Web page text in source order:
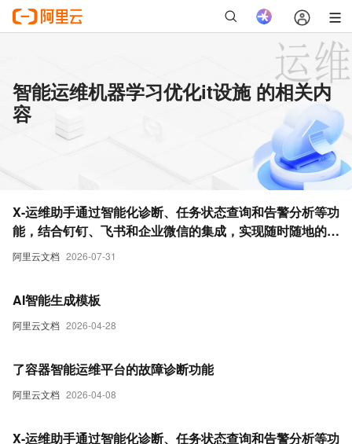
智能运维机器学习优化it设施 的相关内
容
阿里云文档 2026-07-31
X-运维助手通过智能化诊断、任务状态查询和告警分析等功
能，结合钉钉、飞书和企业微信的集成，实现随时随地的高
效运维管理。
阿里云文档 2026-04-28
AI智能生成模板
阿里云文档 2026-04-08
了容器智能运维平台的故障诊断功能
X-运维助手通过智能化诊断、任务状态查询和告警分析等功